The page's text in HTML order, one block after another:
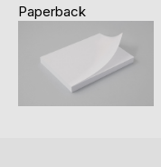
Paperback